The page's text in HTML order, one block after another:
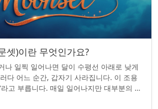
셋)이란 무엇인가요?
나 일찍 일어나면 달이 수평선 아래로 낮게
다 어느 순간, 갑자기 사라집니다. 이 조용
고 부릅니다. 매일 일어나지만 대부분의 사
다. 핵심 ...